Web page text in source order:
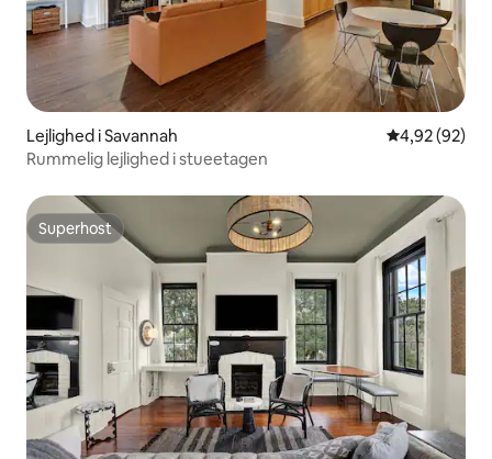
Lejlighed i Savannah 4,92 ud af 5 i
4,92 (92)
Rummelig lejlighed i stueetagen
Superhost
Superhost